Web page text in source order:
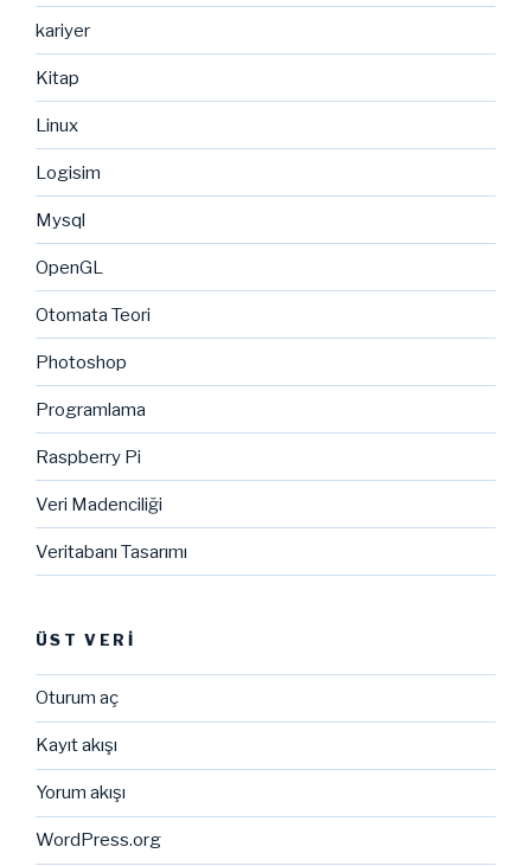
kariyer
Kitap
Linux
Logisim
Mysql
OpenGL
Otomata Teori
Photoshop
Programlama
Raspberry Pi
Veri Madenciliği
Veritabanı Tasarımı
ÜST VERI
Oturum aç
Kayıt akışı
Yorum akışı
WordPress.org